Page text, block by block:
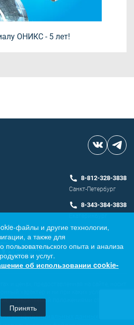
ОНИКС - 5 лет!
8-812-328-3838
Санкт-Петербург
8-343-384-3838
сайта
определяемой положениями ст. 437 ГК
РФ.
конфиденциальных данных
файлы и другие технологии,
а также для
пользовательского опыта и анализа
и услуг.
об использовании cookie-
Принять